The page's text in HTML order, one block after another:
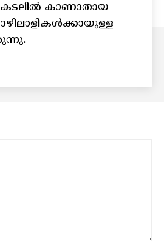
കാണാതായ